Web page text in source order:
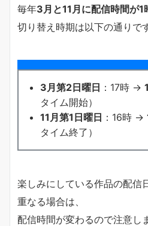
毎年3月と11月に配信時間が1
切り替え時期は以下の通りで
3月第2日曜日 ：17時 →
タイム開始）
11月第1日曜日 ：16時 →
タイム終了）
楽しみにしている作品の配信
重なる場合は、
配信時間が変わるので注意し